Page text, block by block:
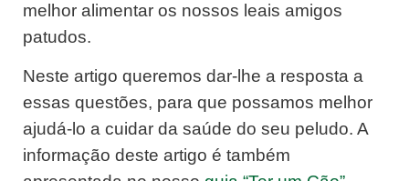
melhor alimentar os nossos leais amigos
patudos.
Neste artigo queremos dar-lhe a resposta a
essas questões, para que possamos melhor
ajudá-lo a cuidar da saúde do seu peludo. A
informação deste artigo é também